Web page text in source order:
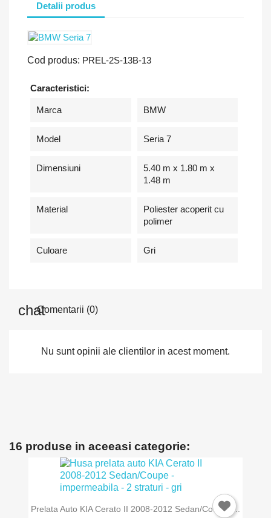
Detalii produs
Cod produs: PREL-2S-13B-13
Caracteristici:
Marca BMW
Model Seria 7
Dimensiuni
5.40 m x 1.80 m x
1.48 m
Material
Poliester acoperit cu
polimer
Culoare Gri
Comentarii (0)
Nu sunt opinii ale clientilor in acest moment.
16 produse in aceeasi categorie:
Prelata Auto KIA Cerato II 2008-2012 Sedan/Coupe -...